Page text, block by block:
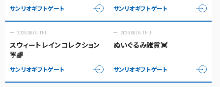
サンリオギフトゲート サンリオギフトゲート
2026.06.04 THU
スウィートレインコレクション
☔🌈
サンリオギフトゲート
2026.06.04 THU
ぬいぐるみ雑貨💓
サンリオギフトゲート